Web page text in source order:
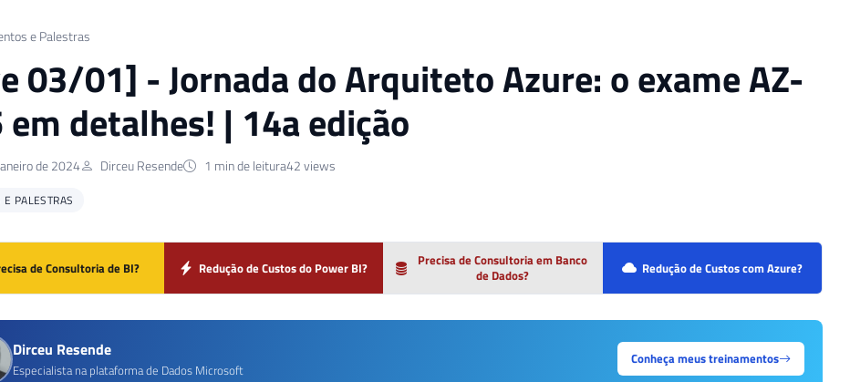
e Palestras
03/01] - Jornada do Arquiteto Azure: o exame AZ-
em detalhes! | 14a edição
de 2024 Dirceu Resende 1 min de leitura42 views
E PALESTRAS
de Consultoria de BI? Redução de Custos do Power BI?
Precisa de Consultoria em Banco
de Dados?
Redução de Custos com Azure?
Dirceu Resende
Especialista na plataforma de Dados Microsoft
Conheça meus treinamentos